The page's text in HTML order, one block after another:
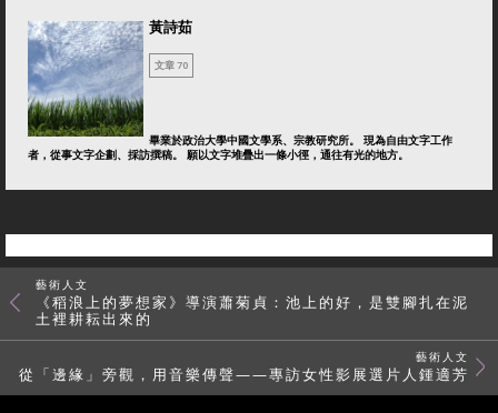
黃詩茹
文章 70
畢業於政治大學中國文學系、宗教研究所。 現為自由文字工作
者，從事文字企劃、採訪撰稿。 願以文字堆疊出一條小徑，通往有光的地方。
藝術人文
《稻浪上的夢想家》導演蕭菊貞：池上的好，是雙腳扎在泥
土裡耕耘出來的
藝術人文
從「邊緣」旁觀，用音樂傳聲——專訪女性影展選片人鍾適芳